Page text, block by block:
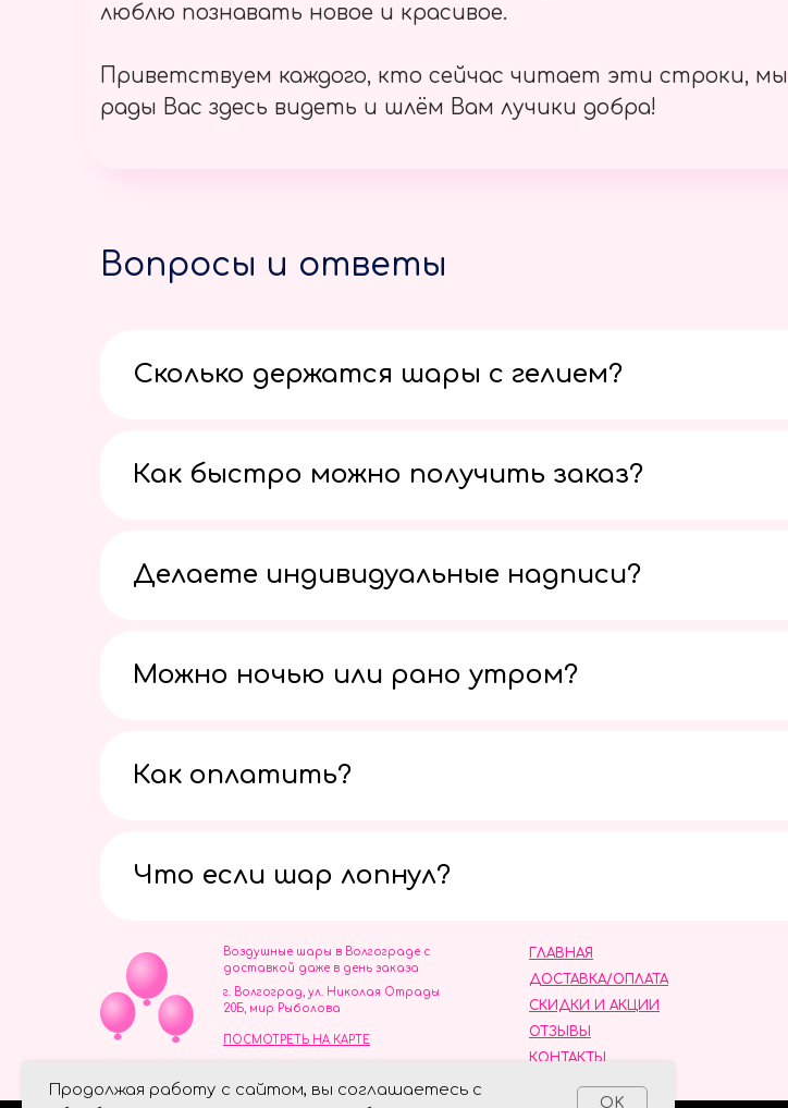
Продолжая работу с сайтом, вы соглашаетесь с
OK
люблю познавать новое и красивое.
Приветствуем каждого, кто сейчас читает эти строки, мы
рады Вас здесь видеть и шлём Вам лучики добра!
Вопросы и ответы
Сколько держатся шары с гелием?
Как быстро можно получить заказ?
Делаете индивидуальные надписи?
Можно ночью или рано утром?
Как оплатить?
Что если шар лопнул?
ОТЗЫВЫ
ГЛАВНАЯ
ДОСТАВКА/ОПЛАТА
СКИДКИ И АКЦИИ
КОНТАКТЫ
Воздушные шары в Волгограде с
доставкой даже в день заказа
г. Волгоград, ул. Николая Отрады
20Б, мир Рыболова
ПОСМОТРЕТЬ НА КАРТЕ
ИНН 344110093739
Политика обработки персональных данных